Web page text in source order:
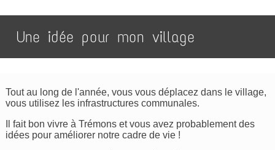
Une idée pour mon village
Tout au long de l'année, vous vous déplacez dans le village,
vous utilisez les infrastructures communales.
Il fait bon vivre à Trémons et vous avez probablement des
idées pour améliorer notre cadre de vie !